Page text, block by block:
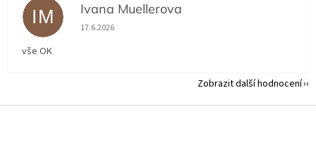
IM Ivana Muellerova
Hodnocení obchodu je 5 z 5 hvězdiček.
17.6.2026
vše OK
Zobrazit další hodnocení